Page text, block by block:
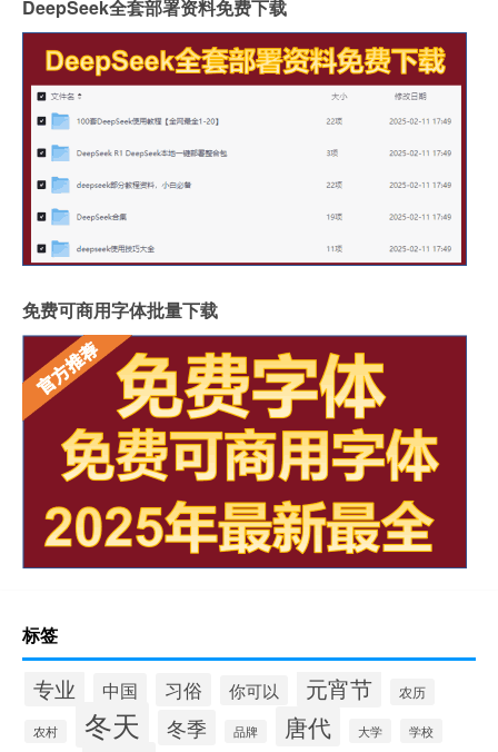
DeepSeek全套部署资料免费下载
免费可商用字体批量下载
标签
专业 中国 习俗 你可以 元宵节 农历
农村 冬天 冬季 品牌 唐代 大学 学校